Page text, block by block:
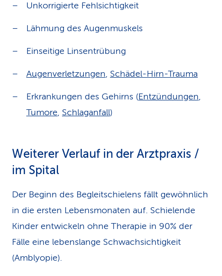
Unkorrigierte Fehlsichtigkeit
Lähmung des Augenmuskels
Einseitige Linsentrübung
Augenverletzungen, Schädel-Hirn-Trauma
Erkrankungen des Gehirns (Entzündungen,
Tumore, Schlaganfall)
Weiterer Verlauf in der Arztpraxis /
im Spital
Der Beginn des Begleitschielens fällt gewöhnlich
in die ersten Lebensmonaten auf. Schielende
Kinder entwickeln ohne Therapie in 90% der
Fälle eine lebenslange Schwachsichtigkeit
(Amblyopie).